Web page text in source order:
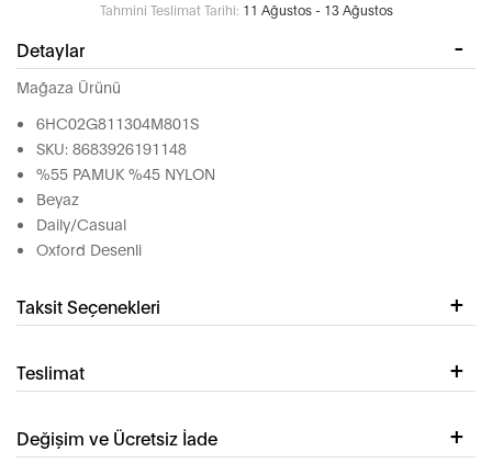
Tahmini Teslimat Tarihi: 11 Ağustos - 13 Ağustos
Detaylar
Mağaza Ürünü
6HC02G811304M801S
SKU: 8683926191148
%55 PAMUK %45 NYLON
Beyaz
Daily/Casual
Oxford Desenli
Taksit Seçenekleri
Teslimat
Değişim ve Ücretsiz İade